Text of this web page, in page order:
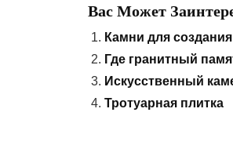
Вас Может
Камни для
Где гранитный
Искусственный
Тротуарная плитка